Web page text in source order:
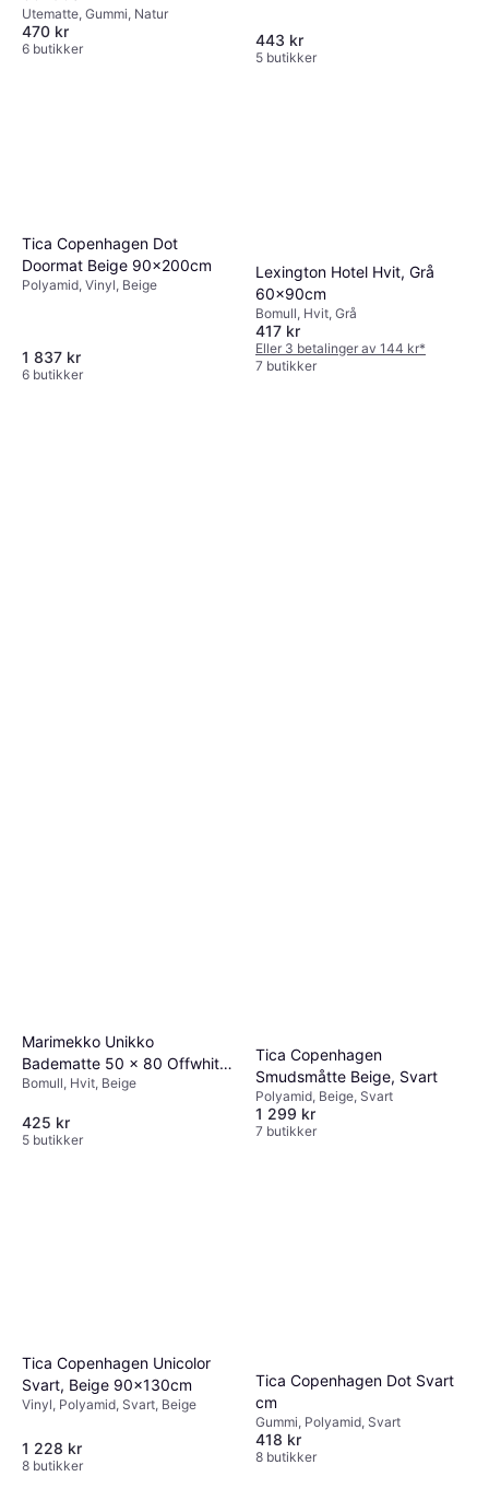
Utematte, Gummi, Natur
470 kr
6 butikker 443 kr
5 butikker
Tica Copenhagen Dot
Doormat Beige 90x200cm
Polyamid, Vinyl, Beige
1 837 kr
6 butikker
Lexington Hotel Hvit, Grå
60x90cm
Bomull, Hvit, Grå
417 kr
Eller 3 betalinger av 144 kr*
7 butikker
Marimekko Unikko
Badematte 50 x 80 Offwhite
Hvit, Beige cm
Bomull, Hvit, Beige
425 kr
5 butikker
Tica Copenhagen
Smudsmåtte Beige, Svart
Polyamid, Beige, Svart
1 299 kr
7 butikker
Tica Copenhagen Unicolor
Svart, Beige 90x130cm
Vinyl, Polyamid, Svart, Beige
1 228 kr
8 butikker
Tica Copenhagen Dot Svart
cm
Gummi, Polyamid, Svart
418 kr
8 butikker